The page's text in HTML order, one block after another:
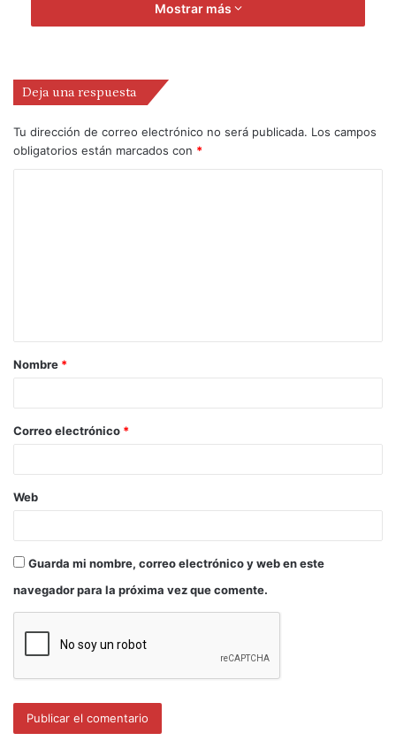
y nos entregamos al cuidado de los demás
independientemente de sus edades, bagajes,
El proyecto se articula a través de un cuerpo de
creación e investigación para 20 personas
relacionadas con las artes del movimiento, con una
particular y por el grupo».
Para la compañía este proyecto es un viaje para
atravesar nuevos territorios, «es nuestra forma de
grandes moviendo manadas de personas».
Mostrar más
Deja una respuesta
Tu dirección de correo electrónico no será publicada. Los campos
obligatorios están marcados con *
Nombre *
Correo electrónico *
Web
Guarda mi nombre, correo electrónico y web en este
navegador para la próxima vez que comente.